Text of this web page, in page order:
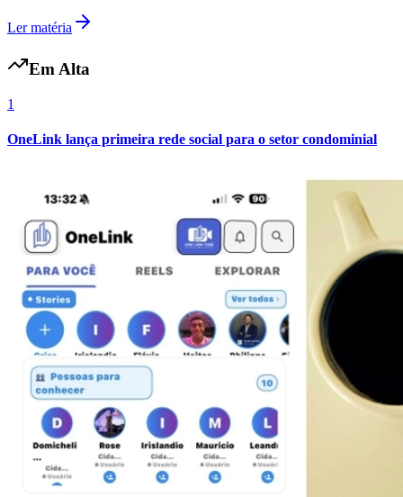
Atlético-MG
Ler matéria
Em Alta
1
OneLink lança primeira rede social para o setor condominial